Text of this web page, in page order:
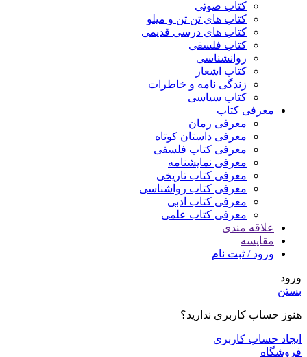
کتاب صوتی
کتاب های تن تن و میلو
کتاب های درسی قدیمی
کتاب فلسفی
روانشناسی
کتاب اشعار
زندگی نامه و خاطرات
کتاب سیاسی
معرفی کتاب
معرفی رمان
معرفی داستان کوتاه
معرفی کتاب فلسفی
معرفی نمایشنامه
معرفی کتاب تاریخی
معرفی کتاب رواشناسی
معرفی کتاب ادبی
معرفی کتاب علمی
علاقه مندی
مقایسه
ورود / ثبت نام
ورود
بستن
هنوز حساب کاربری ندارید؟
ایجاد حساب کاربری
فروشگاه